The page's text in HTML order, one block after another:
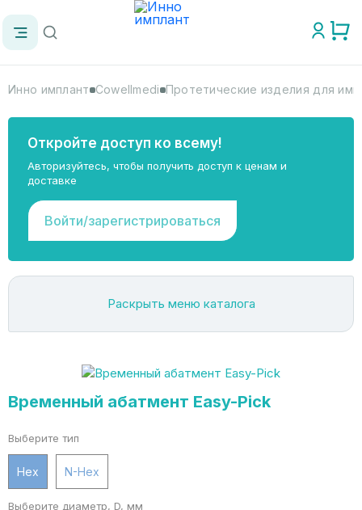
Инно имплант Cowellmedi Протетические изделия для
Откройте доступ ко всему!
Авторизуйтесь, чтобы получить доступ к ценам и
доставке
Войти/зарегистрироваться
Раскрыть меню каталога
Временный абатмент Easy-Pick
Выберите тип
Hex N-Hex
Выберите диаметр, D, мм